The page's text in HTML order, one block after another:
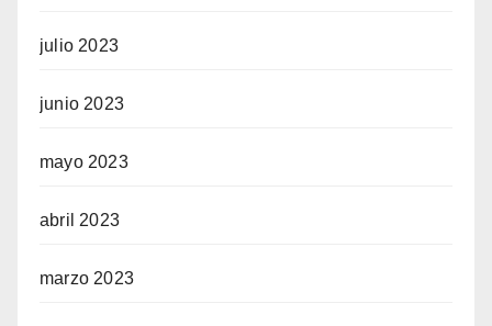
julio 2023
junio 2023
mayo 2023
abril 2023
marzo 2023